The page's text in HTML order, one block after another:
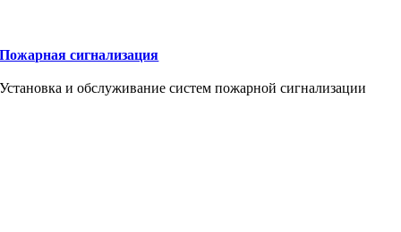
Пожарная сигнализация
Установка и обслуживание систем пожарной сигнализации